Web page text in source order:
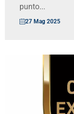
punto...
27 Mag 2025